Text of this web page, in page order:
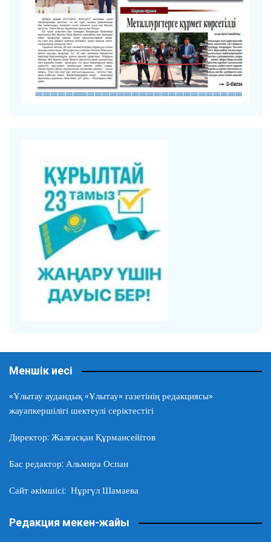
Меншік иесі
«Ұлытау аудандық «Ұлытау» газетінің редакциясы»
жауапкершілігі шектеулі серіктестігі
Директор: Жалғасқан Құрмансейітов
Бас редактор: Альмира Оспан
Сайт әкімшісі: Нұргүл Шамаева
Редакция мекен-жайы